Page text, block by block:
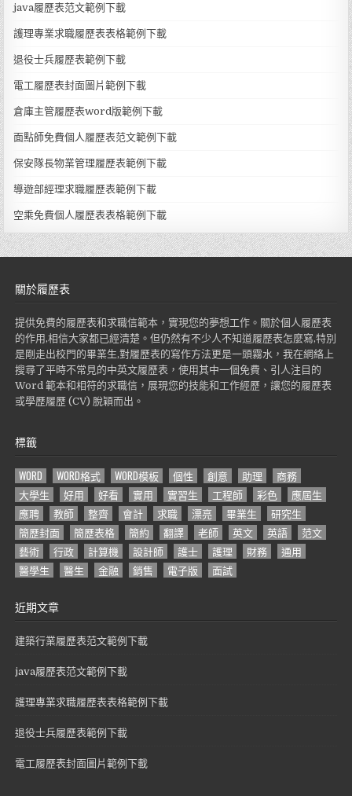
java履歷表范文範例下載
護理專業求職履歷表表格範例下載
退役士兵履歷表範例下載
電工履歷表封面圖片範例下載
倉庫主管履歷表word版範例下載
面點師免費個人履歷表范文範例下載
保安隊長物業管理履歷表範例下載
導遊部經理求職履歷表範例下載
空乘免費個人履歷表表格範例下載
關於履歷表
提供免費的履歷表和求職信範本，實現您的夢想工作。關於個人履歷表
的作用,相信大家都已經清楚。但仍然有不少人不知道履歷表怎麼寫,特別
是剛走出校門的畢業生,對履歷表的寫作方法更是一頭霧水，我在網絡上
搜尋了平時不常見的中英文履歷表，使用其中一個免費、引人注目的
Word 範本和相符的求職信，展現您的技能和工作經歷，讓您的履歷表
或學歷履歷 (CV) 脫穎而出。
標籤
WORD WORD格式 WORD模板 個性 創意 助理
商務
大學生
好用 好看 實用 實習生 工程師 彩色
應屆生
應聘
教師 整齊 會計 求職 漂亮 畢業生
研究生
簡歷封面
簡歷表格 簡約 翻譯 老師 英文 英語
范文
藝術
行政 計算機 設計師 護士 護理 財務
通用
醫學生
醫生 金融 銷售 電子版 面試
近期文章
建築行業履歷表范文範例下載
java履歷表范文範例下載
護理專業求職履歷表表格範例下載
退役士兵履歷表範例下載
電工履歷表封面圖片範例下載